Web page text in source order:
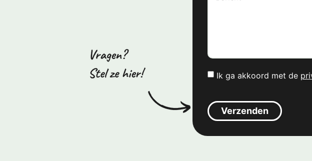
Ik ga akkoord met de
Verzenden